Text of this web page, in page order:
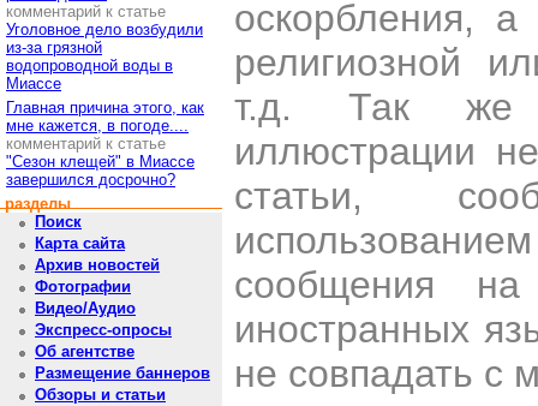
комментарий к статье
Уголовное дело возбудили
из-за грязной
водопроводной воды в
Миассе
Главная причина этого, как
мне кажется, в погоде....
комментарий к статье
"Сезон клещей" в Миассе
завершился досрочно?
разделы
Поиск
Карта сайта
Архив новостей
Фотографии
Видео/Аудио
Экспресс-опросы
Об агентстве
Размещение баннеров
Обзоры и статьи
оскорбления,
религиозной
т.д. Так же
иллюстрации
статьи,
сообщения
иностранных
не совпадать с